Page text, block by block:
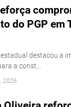
do PGP em
destacou a
a const…
2026